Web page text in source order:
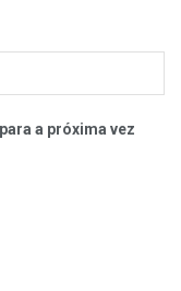
a próxima vez